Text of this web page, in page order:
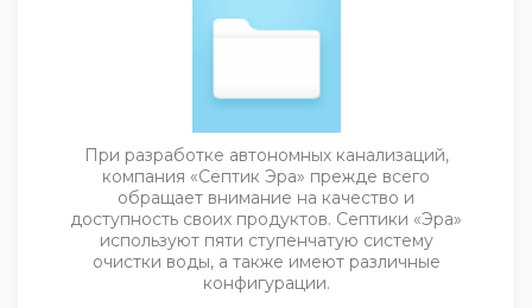
При разработке автономных канализаций,
компания «Септик Эра» прежде всего
обращает внимание на качество и
доступность своих продуктов. Септики «Эра»
используют пяти ступенчатую систему
очистки воды, а также имеют различные
конфигурации.